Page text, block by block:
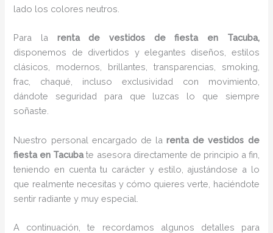
lado los colores neutros.
Para la renta de vestidos de fiesta
en Tacuba,
disponemos de divertidos y elegantes diseños, estilos
clásicos, modernos, brillantes, transparencias, smoking,
frac, chaqué, incluso exclusividad con movimiento,
dándote seguridad para que luzcas lo que siempre
soñaste.
Nuestro personal encargado de larenta de vestidos de
fiesta en Tacubate asesora directamente de principio a fin,
teniendo en cuenta tu carácter y estilo, ajustándose a lo
que realmente necesitas y cómo quieres verte, haciéndote
sentir radiante y muy especial.
A continuación, te recordamos algunos detalles para